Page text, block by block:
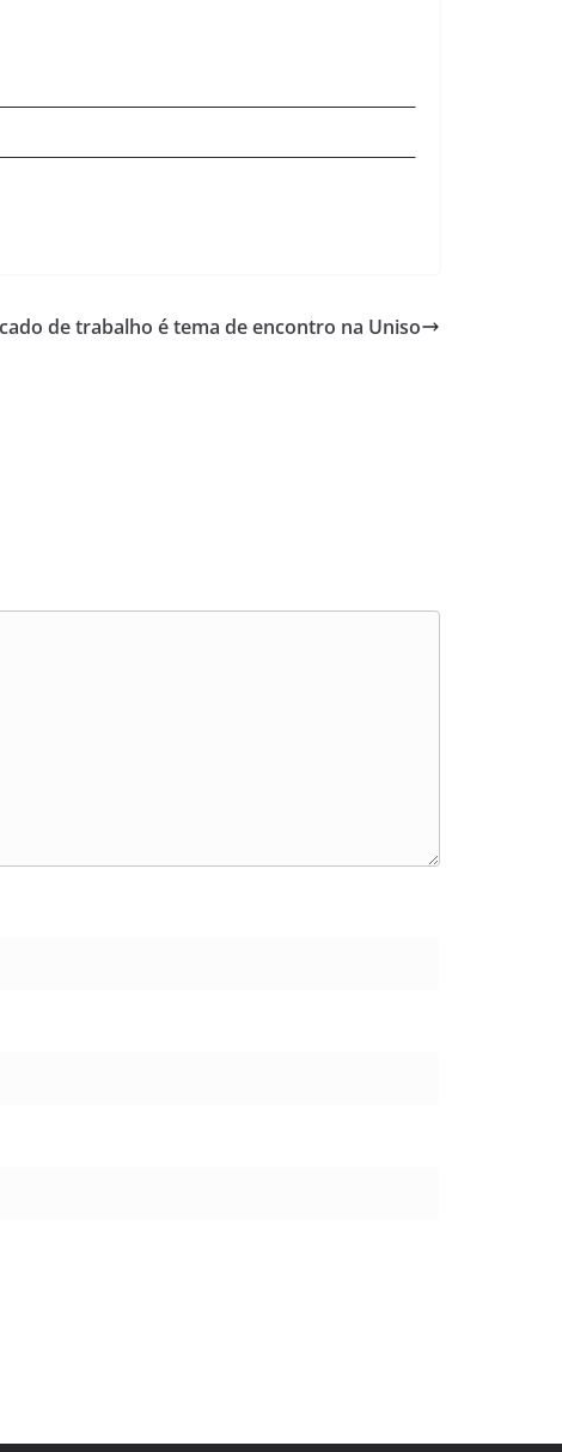
de trabalho é tema de encontro na Uniso